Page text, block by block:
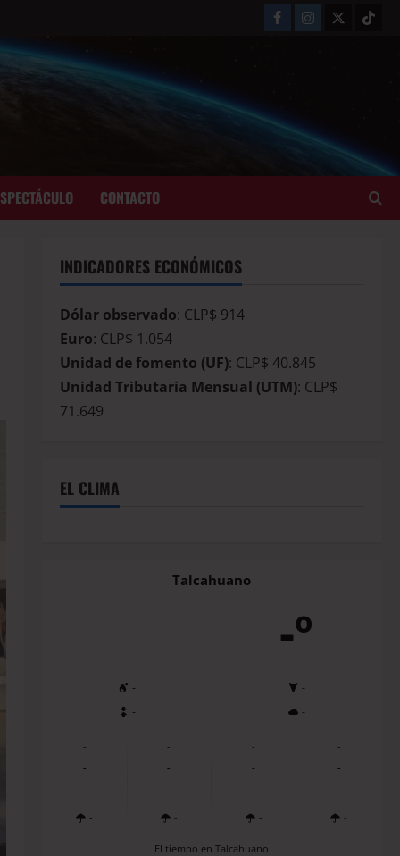
CONTACTO
INDICADORES ECONÓMICOS
Dólar observado: CLP$ 914
Euro: CLP$ 1.054
Unidad de fomento (UF): CLP$ 40.845
Unidad Tributaria Mensual (UTM): CLP$
71.649
EL CLIMA
Talcahuano
-º
-
-
-
-
-
-
-
-
-
-
-
-
-
-
-
-
El tiempo en Talcahuano